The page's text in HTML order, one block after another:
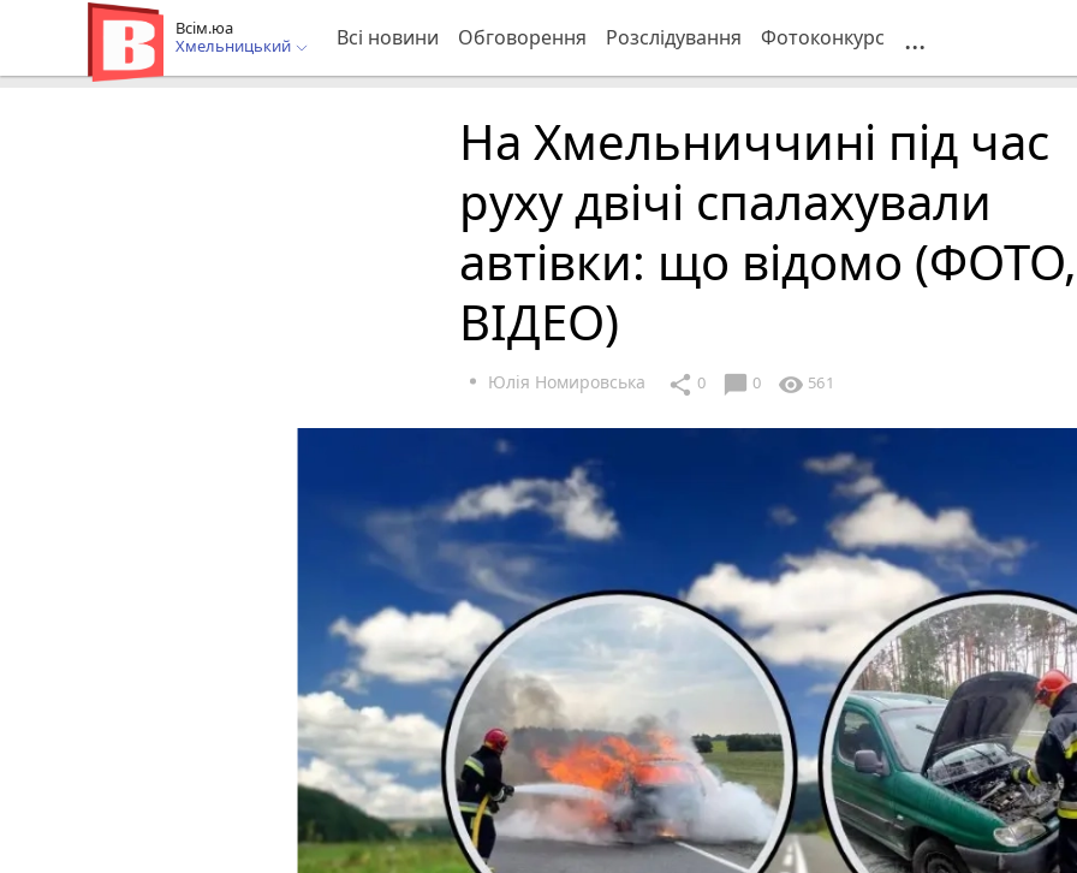
Всім.юа
Хмельницький
Всі новини Обговорення Розслідування Фотоконкурс ...
На Хмельниччині під час
руху двічі спалахували
автівки: що відомо (ФОТО,
ВІДЕО)
Юлія Номировська share 0 chat_bubble 0 visibility 561